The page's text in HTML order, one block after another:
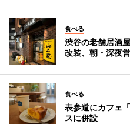
食べる
渋谷の老舗居酒
改装、朝・深夜
食べる
表参道にカフェ
スに併設